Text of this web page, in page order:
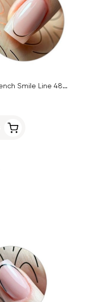
Autocolante pentru unghii - French Smile Line 48 buc, aur roz - STZ-CS169